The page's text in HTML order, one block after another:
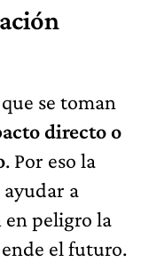
se toman
directo o
. Por eso la
a
en peligro la
el futuro.